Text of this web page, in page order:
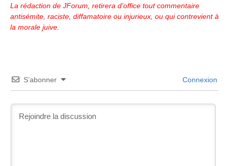
La rédaction de JForum, retirera d'office tout commentaire
antisémite, raciste, diffamatoire ou injurieux, ou qui contrevient à
la morale juive.
S’abonner Connexion